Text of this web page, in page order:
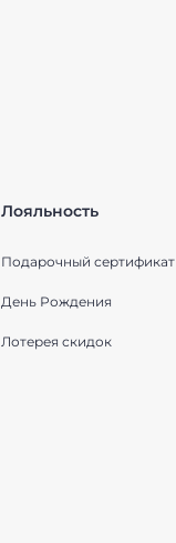
Лояльность
Подарочный сертификат
День Рождения
Лотерея скидок